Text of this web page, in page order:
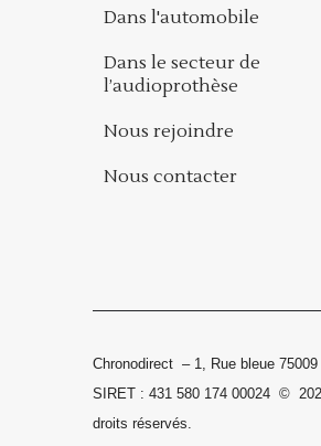
Dans l'automobile
Dans le secteur de
l’audioprothèse
Nous rejoindre
Nous contacter
Chronodirect – 1, Rue bleue 75009
SIRET : 431 580 174 00024 ©
droits réservés.